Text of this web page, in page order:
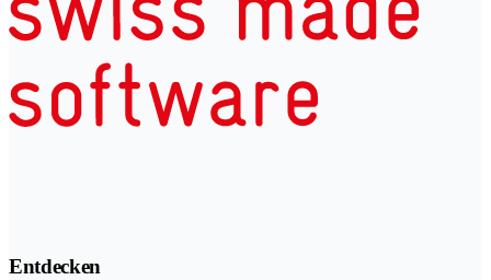
Entdecken